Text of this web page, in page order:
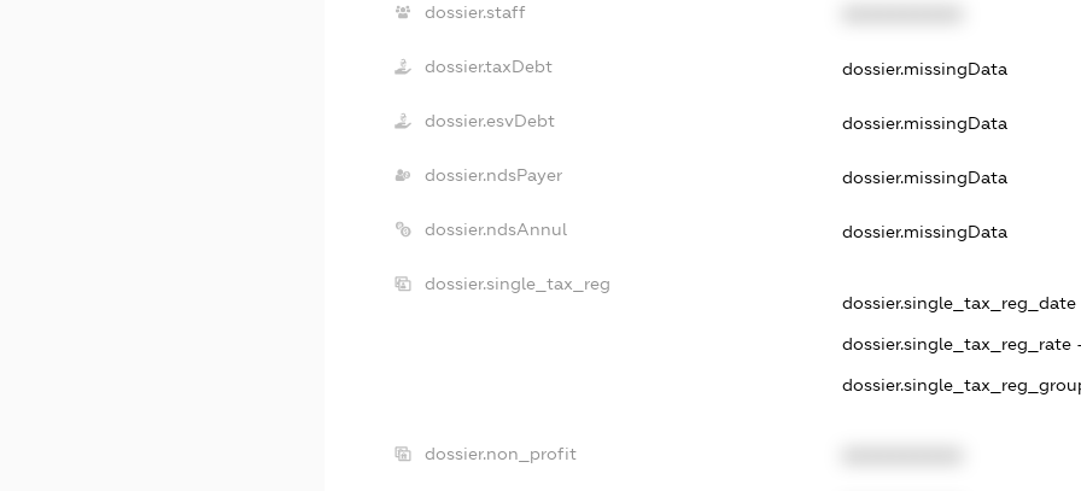
dossier.staff
dossier.taxDebt dossier.missingData
dossier.esvDebt dossier.missingData
dossier.ndsPayer dossier.missingData
dossier.ndsAnnul dossier.missingData
dossier.single_tax_reg
dossier.single_tax_reg_date -
dossier.single_tax_reg_rate
dossier.non_profit